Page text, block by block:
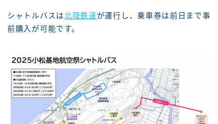
シャトルバスは北陸鉄道が運行し、乗車券は前日まで事
前購入が可能です。